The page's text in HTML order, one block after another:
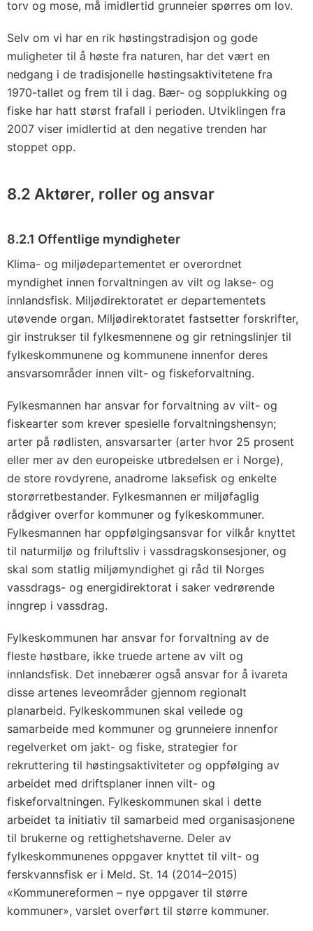
torv og mose, må imidlertid grunneier spørres om lov.
Selv om vi har en rik høstingstradisjon og gode
muligheter til å høste fra naturen, har det vært en
nedgang i de tradisjonelle høstingsaktivitetene fra
1970-tallet og frem til i dag. Bær- og sopplukking og
fiske har hatt størst frafall i perioden. Utviklingen fra
2007 viser imidlertid at den negative trenden har
stoppet opp.
8.2 Aktører, roller og ansvar
8.2.1 Offentlige myndigheter
Klima- og miljødepartementet er overordnet
myndighet innen forvaltningen av vilt og lakse- og
innlandsfisk. Miljødirektoratet er departementets
utøvende organ. Miljødirektoratet fastsetter forskrifter,
gir instrukser til fylkesmennene og gir retningslinjer til
fylkeskommunene og kommunene innenfor deres
ansvarsområder innen vilt- og fiskeforvaltning.
Fylkesmannen har ansvar for forvaltning av vilt- og
fiskearter som krever spesielle forvaltningshensyn;
arter på rødlisten, ansvarsarter (arter hvor 25 prosent
eller mer av den europeiske utbredelsen er i Norge),
de store rovdyrene, anadrome laksefisk og enkelte
storørretbestander. Fylkesmannen er miljøfaglig
rådgiver overfor kommuner og fylkeskommuner.
Fylkesmannen har oppfølgingsansvar for vilkår knyttet
til naturmiljø og friluftsliv i vassdragskonsesjoner, og
skal som statlig miljømyndighet gi råd til Norges
vassdrags- og energidirektorat i saker vedrørende
inngrep i vassdrag.
Fylkeskommunen har ansvar for forvaltning av de
fleste høstbare, ikke truede artene av vilt og
innlandsfisk. Det innebærer også ansvar for å ivareta
disse artenes leveområder gjennom regionalt
planarbeid. Fylkeskommunen skal veilede og
samarbeide med kommuner og grunneiere innenfor
regelverket om jakt- og fiske, strategier for
rekruttering til høstingsaktiviteter og oppfølging av
arbeidet med driftsplaner innen vilt- og
fiskeforvaltningen. Fylkeskommunen skal i dette
arbeidet ta initiativ til samarbeid med organisasjonene
til brukerne og rettighetshaverne. Deler av
fylkeskommunenes oppgaver knyttet til vilt- og
ferskvannsfisk er i Meld. St. 14 (2014–2015)
«Kommunereformen – nye oppgaver til større
kommuner», varslet overført til større kommuner.